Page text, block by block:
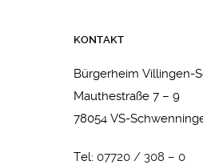
KONTAKT
Bürgerheim Villingen-
Mauthestraße 7 – 9
78054 VS-
Tel: 07720 / 308 – 0